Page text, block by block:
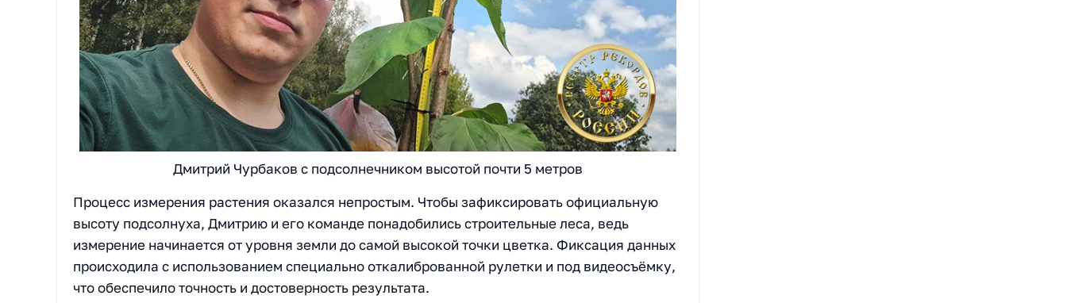
Дмитрий Чурбаков с подсолнечником высотой почти 5 метров
Процесс измерения растения оказался непростым. Чтобы зафиксировать официальную
высоту подсолнуха, Дмитрию и его команде понадобились строительные леса, ведь
измерение начинается от уровня земли до самой высокой точки цветка. Фиксация данных
происходила с использованием специально откалиброванной рулетки и под видеосъёмку,
что обеспечило точность и достоверность результата.